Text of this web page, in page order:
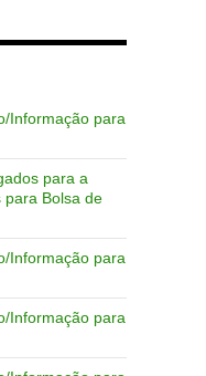
Informação para
para a
para Bolsa de
Informação para
Informação para